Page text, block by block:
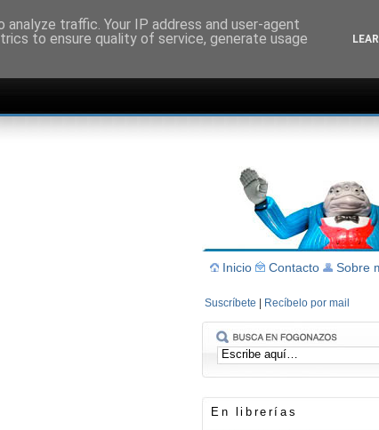
Inicio Contacto Sobre
Suscríbete Recíbelo por mail
En librerías
traffic. Your IP address and user-agent
to ensure quality of service, generate usage